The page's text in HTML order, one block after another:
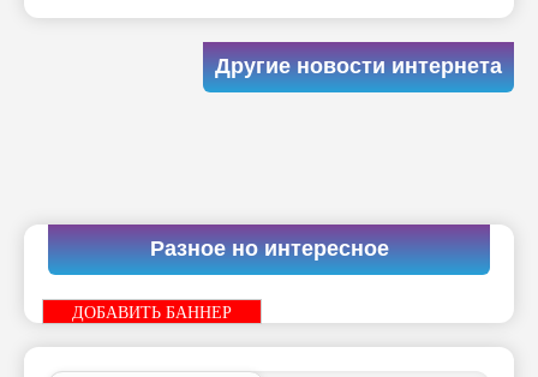
Другие новости интернета
Разное но интересное
ДОБАВИТЬ БАННЕР